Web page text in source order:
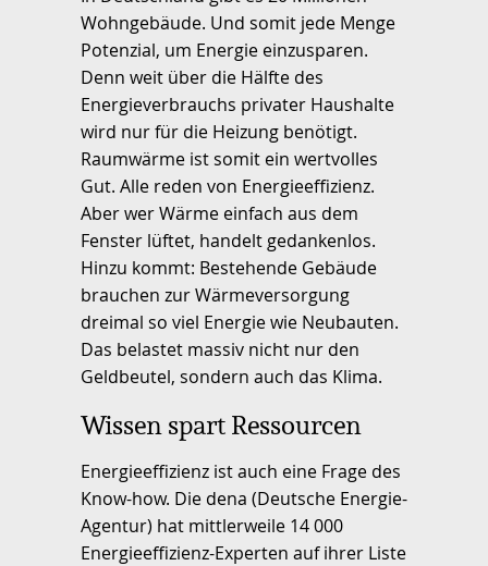
Wohngebäude. Und somit jede Menge
Potenzial, um Energie einzusparen.
Denn weit über die Hälfte des
Energieverbrauchs privater Haushalte
wird nur für die Heizung benötigt.
Raumwärme ist somit ein wertvolles
Gut. Alle reden von Energieeffizienz.
Aber wer Wärme einfach aus dem
Fenster lüftet, handelt gedankenlos.
Hinzu kommt: Bestehende Gebäude
brauchen zur Wärmeversorgung
dreimal so viel Energie wie Neubauten.
Das belastet massiv nicht nur den
Geldbeutel, sondern auch das Klima.
Wissen spart Ressourcen
Energieeffizienz ist auch eine Frage des
Know-how. Die dena (Deutsche Energie-
Agentur) hat mittlerweile 14 000
Energieeffizienz-Experten auf ihrer Liste